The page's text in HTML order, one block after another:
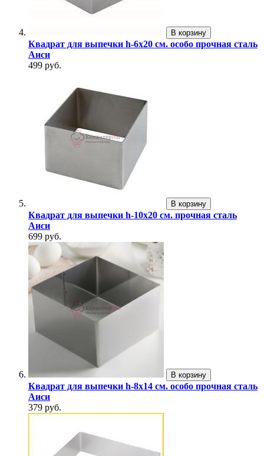
В корзину
Квадрат для выпечки h-6х20 см. особо прочная сталь
Аиси
499 руб.
В корзину
Квадрат для выпечки h-10х20 см. прочная сталь
Аиси
699 руб.
В корзину
Квадрат для выпечки h-8х14 см. особо прочная сталь
Аиси
379 руб.